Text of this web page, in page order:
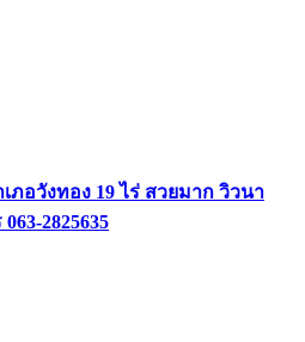
อวังทอง 19 ไร่ สวยมาก วิวนา
2825635